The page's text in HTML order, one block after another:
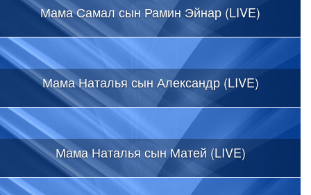
Мама Самал сын Рамин Эйнар (LIVE)
Мама Наталья сын Александр (LIVE)
Мама Наталья сын Матей (LIVE)